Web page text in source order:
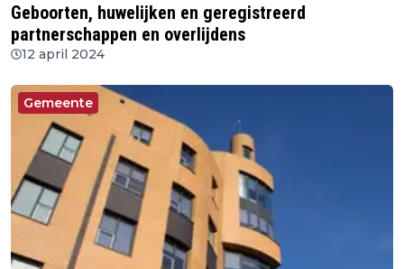
Geboorten, huwelijken en geregistreerd
partnerschappen en overlijdens
12 april 2024
Gemeente